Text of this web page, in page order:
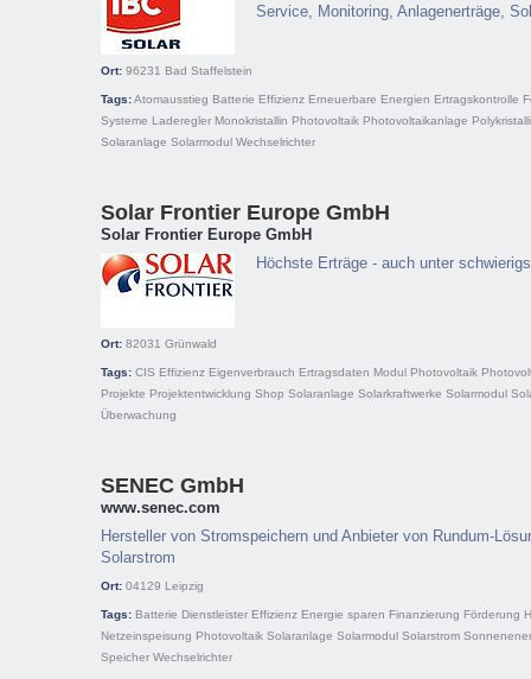
Service, Monitoring, Anlagenerträge,
Ort: 96231 Bad Staffelstein
Tags:Atomausstieg Batterie Effizienz Erneuerbare Energien Ertragskontrolle
Systeme Laderegler Monokristallin Photovoltaik Photovoltaikanlage
Solaranlage Solarmodul Wechselrichter
Solar Frontier Europe GmbH
Solar Frontier Europe GmbH
Höchste Erträge - auch unter
Ort: 82031 Grünwald
Tags: CIS Effizienz Eigenverbrauch Ertragsdaten Modul Photovoltaik
Projekte Projektentwicklung Shop Solaranlage Solarkraftwerke Solarmodul
Überwachung
SENEC GmbH
www.senec.com
Hersteller von Stromspeichern und Anbieter von Rundum-
Solarstrom
Ort: 04129 Leipzig
Tags: Batterie Dienstleister Effizienz Energie sparen Finanzierung Förderung
Netzeinspeisung Photovoltaik Solaranlage Solarmodul Solarstrom
Speicher Wechselrichter